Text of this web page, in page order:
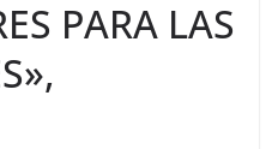
PARA LAS